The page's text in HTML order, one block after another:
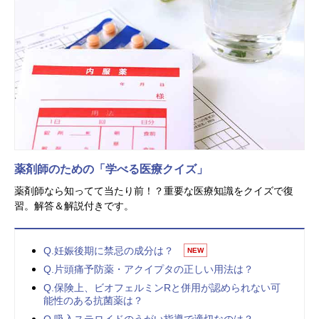
薬剤師のための「学べる医療クイズ」
薬剤師なら知ってて当たり前！？重要な医療知識をクイズで復
習。解答＆解説付きです。
Q.妊娠後期に禁忌の成分は？ NEW
Q.片頭痛予防薬・アクイプタの正しい用法は？
Q.保険上、ビオフェルミンRと併用が認められない可
能性のある抗菌薬は？